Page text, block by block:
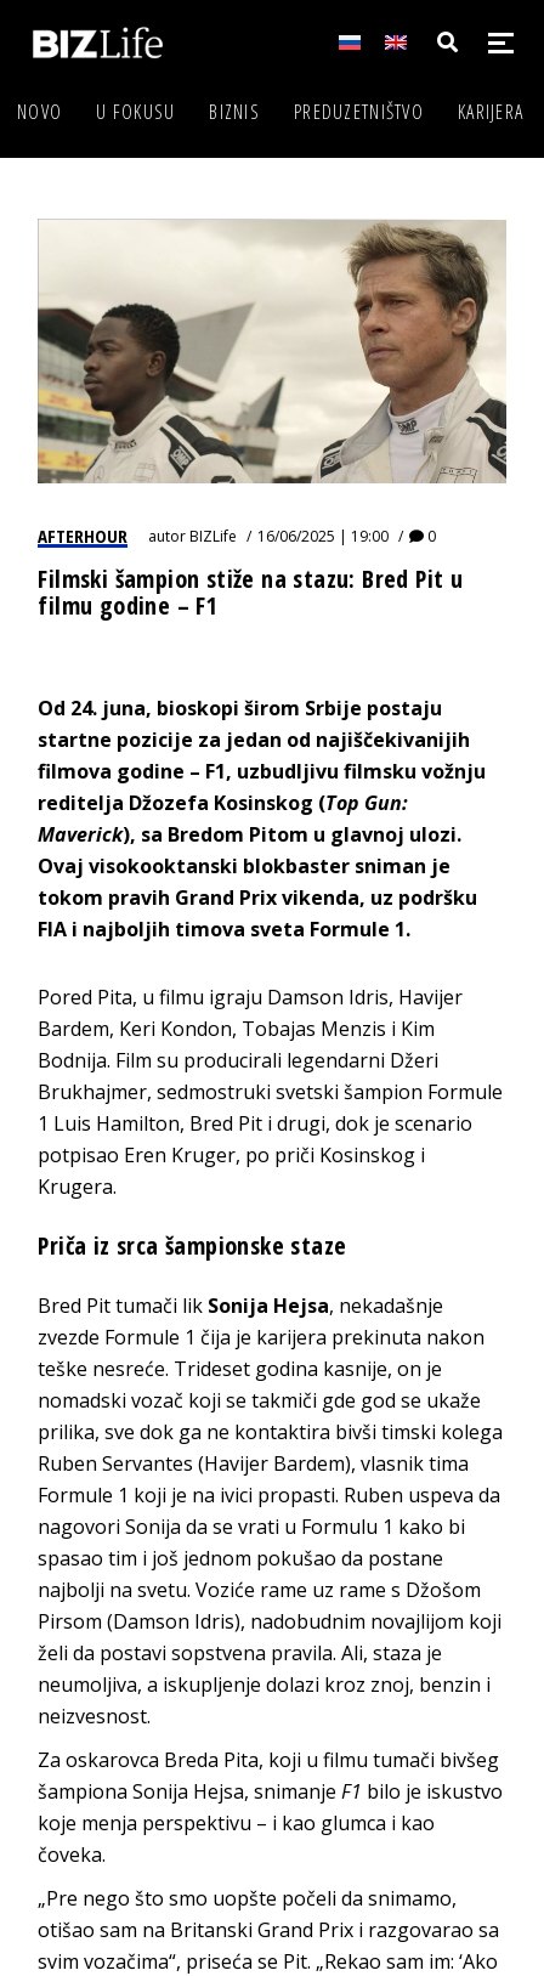
NOVO U FOKUSU BIZNIS PREDUZETNIŠTVO KARIJERA
AFTERHOUR autorBIZLife 16/06/2025 | 19:00 0
Filmski šampion stiže na stazu: Bred Pit u
filmu godine – F1
Od 24. juna, bioskopi širom Srbije postaju
startne pozicije za jedan od najiščekivanijih
filmova godine – F1, uzbudljivu filmsku vožnju
reditelja Džozefa Kosinskog (Top Gun:
Maverick), sa Bredom Pitom u glavnoj ulozi.
Ovaj visokooktanski blokbaster sniman je
tokom pravih Grand Prix vikenda, uz podršku
FIA i najboljih timova sveta Formule 1.
Pored Pita, u filmu igraju Damson Idris, Havijer
Bardem, Keri Kondon, Tobajas Menzis i Kim
Bodnija. Film su producirali legendarni Džeri
Brukhajmer, sedmostruki svetski šampion Formule
1 Luis Hamilton, Bred Pit i drugi, dok je scenario
potpisao Eren Kruger, po priči Kosinskog i
Krugera.
Priča iz srca šampionske staze
Bred Pit tumači lik Sonija Hejsa, nekadašnje
zvezde Formule 1 čija je karijera prekinuta nakon
teške nesreće. Trideset godina kasnije, on je
nomadski vozač koji se takmiči gde god se ukaže
prilika, sve dok ga ne kontaktira bivši timski kolega
Ruben Servantes (Havijer Bardem), vlasnik tima
Formule 1 koji je na ivici propasti. Ruben uspeva da
nagovori Sonija da se vrati u Formulu 1 kako bi
spasao tim i još jednom pokušao da postane
najbolji na svetu. Voziće rame uz rame s Džošom
Pirsom (Damson Idris), nadobudnim novajlijom koji
želi da postavi sopstvena pravila. Ali, staza je
neumoljiva, a iskupljenje dolazi kroz znoj, benzin i
neizvesnost.
Za oskarovca Breda Pita, koji u filmu tumači bivšeg
šampiona Sonija Hejsa, snimanjeF1 bilo je iskustvo
koje menja perspektivu – i kao glumca i kao
čoveka.
„Pre nego što smo uopšte počeli da snimamo,
otišao sam na Britanski Grand Prix i razgovarao sa
svim vozačima“, priseća se Pit. „Rekao sam im: ‘Ako